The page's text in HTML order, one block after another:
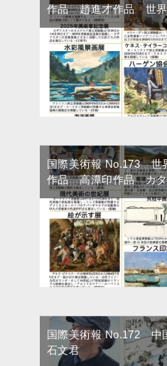
作品 趙進才作品 世界
国際美術報 No.173
作品 高潭印作品 カタ
国際美術報 No.172 中
石文君